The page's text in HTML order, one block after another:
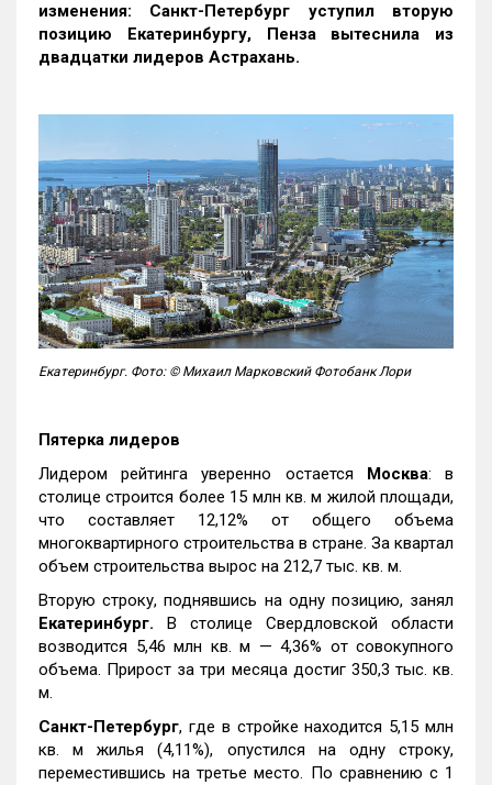
изменения: Санкт-Петербург уступил вторую
позицию Екатеринбургу, Пенза вытеснила из
двадцатки лидеров Астрахань.
Екатеринбург. Фото: © Михаил Марковский Фотобанк Лори
Пятерка лидеров
Лидером рейтинга уверенно остается Москва: в
столице строится более 15 млн кв. м жилой площади,
что составляет 12,12% от общего объема
многоквартирного строительства в стране. За квартал
объем строительства вырос на 212,7 тыс. кв. м.
Вторую строку, поднявшись на одну позицию, занял
Екатеринбург. В столице Свердловской области
возводится 5,46 млн кв. м — 4,36% от совокупного
объема. Прирост за три месяца достиг 350,3 тыс. кв.
м.
Санкт-Петербург, где в стройке находится 5,15 млн
кв. м жилья (4,11%), опустился на одну строку,
переместившись на третье место. По сравнению с 1